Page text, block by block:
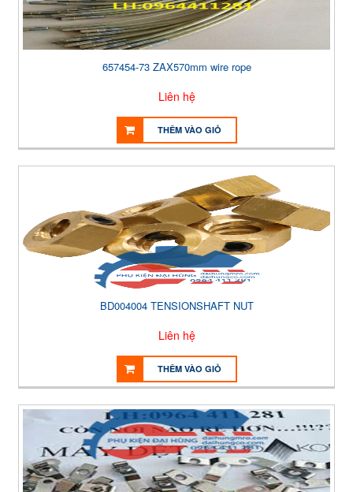
657454-73 ZAX570mm wire rope
Liên hệ
THÊM VÀO GIỎ
BD004004 TENSIONSHAFT NUT
Liên hệ
THÊM VÀO GIỎ